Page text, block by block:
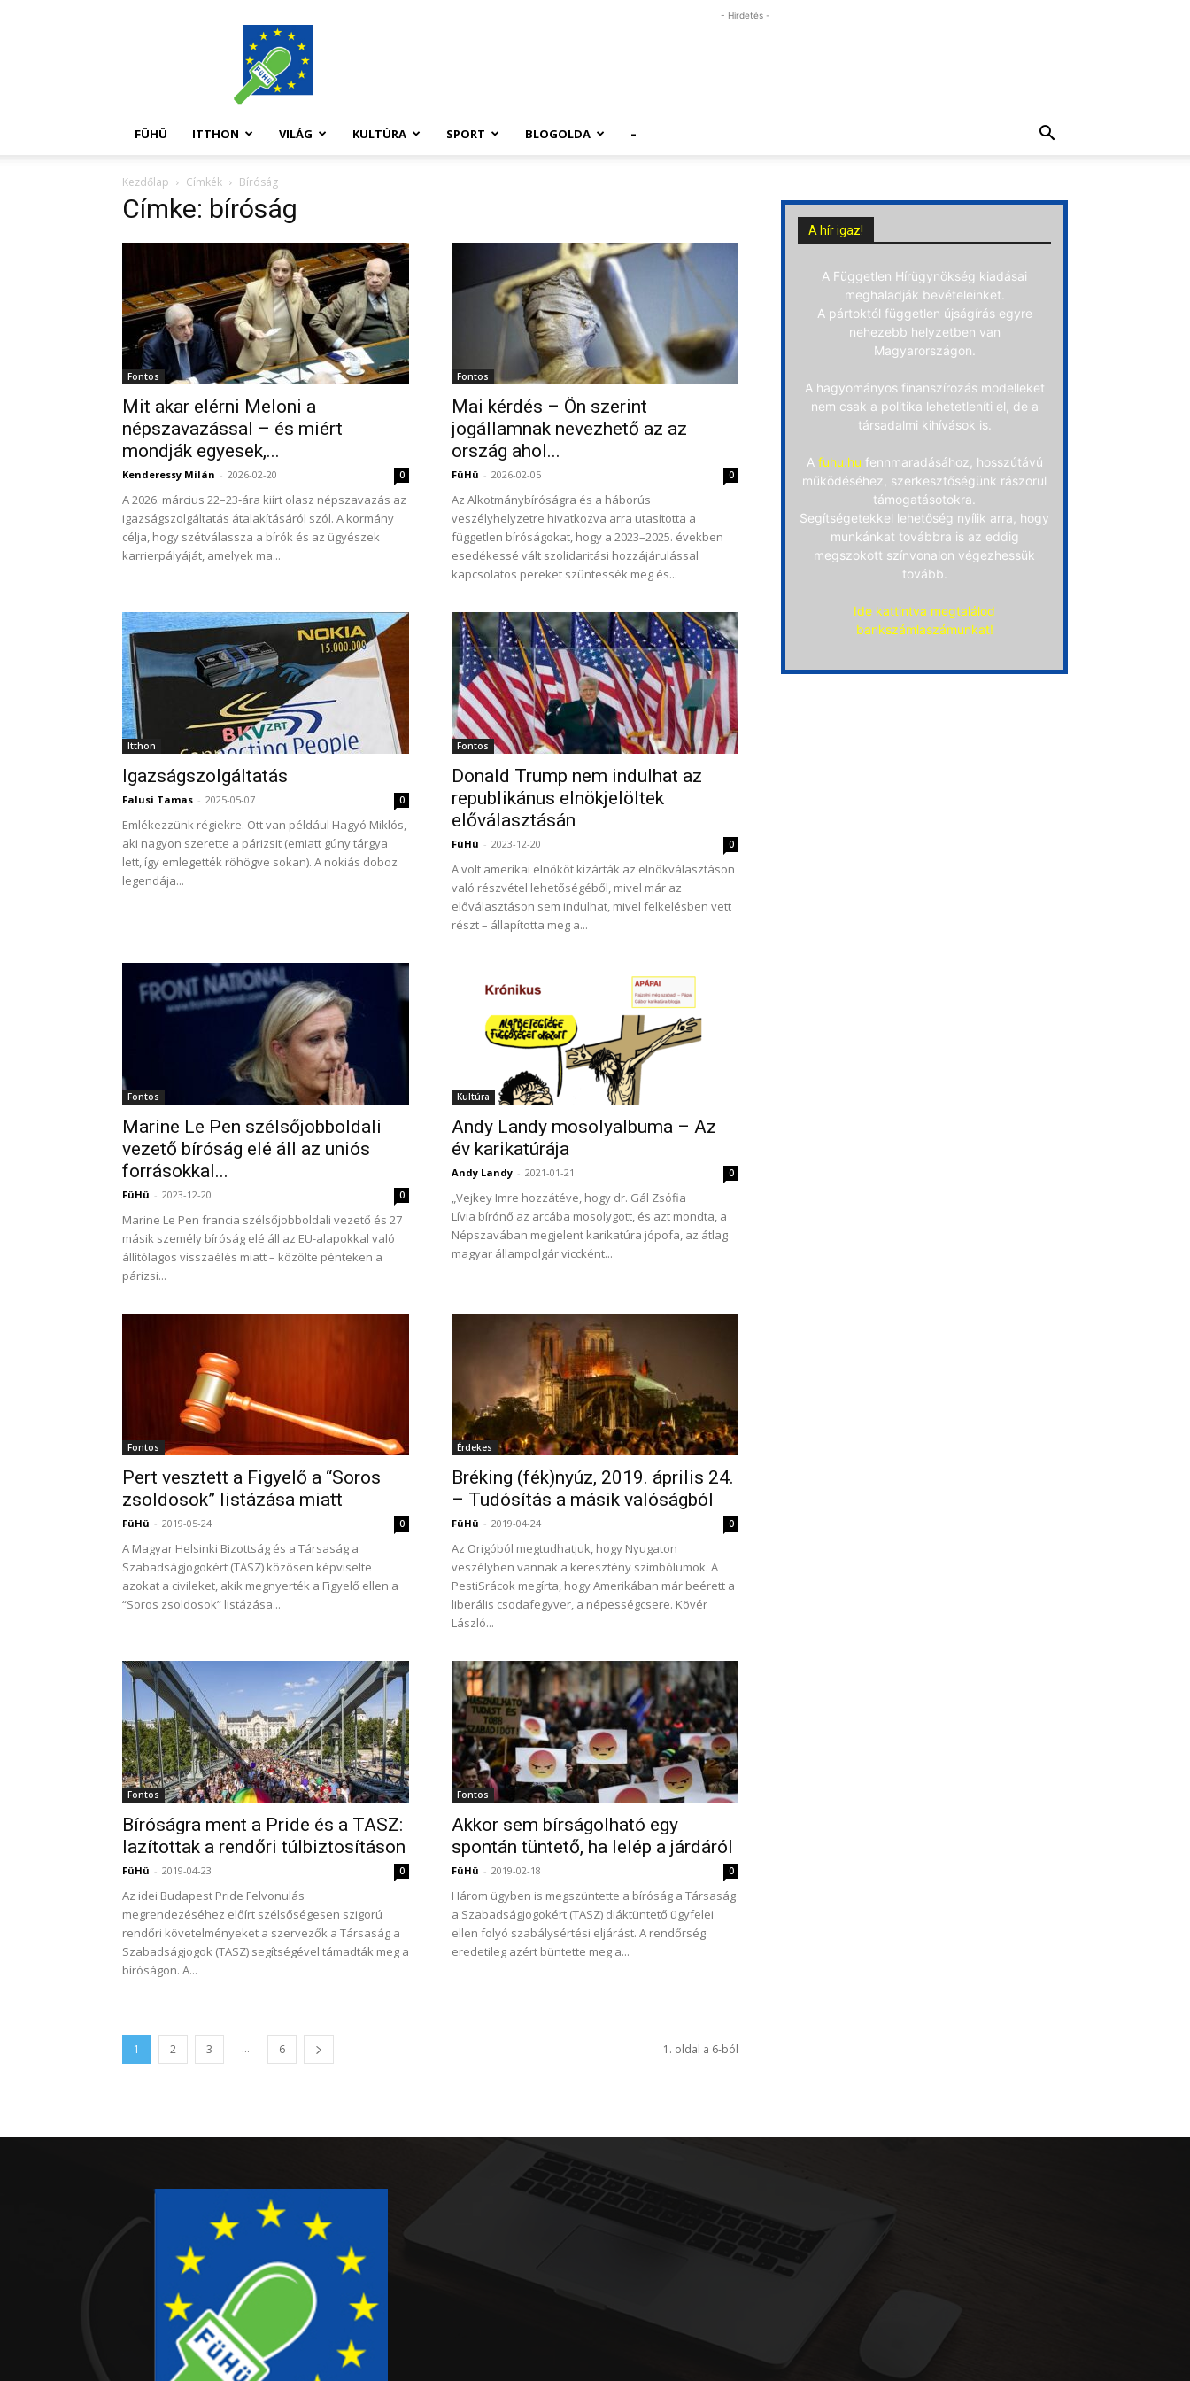
FüHü
- Hirdetés -
FÜHÜ ITTHON VILÁG KULTÚRA SPORT BLOGOLDA –
Kezdőlap Címkék Bíróság
Címke: bíróság
Fontos
Mit akar elérni Meloni a
népszavazással – és miért
mondják egyesek,...
Kenderessy Milán - 2026-02-20 0
A 2026. március 22–23‑ára kiírt olasz népszavazás az
igazságszolgáltatás átalakításáról szól. A kormány
célja, hogy szétválassza a bírók és az ügyészek
karrierpályáját, amelyek ma...
Fontos
Mai kérdés – Ön szerint
jogállamnak nevezhető az az
ország ahol...
FüHü - 2026-02-05 0
Az Alkotmánybíróságra és a háborús
veszélyhelyzetre hivatkozva arra utasította a
független bíróságokat, hogy a 2023–2025. években
esedékessé vált szolidaritási hozzájárulással
kapcsolatos pereket szüntessék meg és...
Itthon
Igazságszolgáltatás
Falusi Tamas - 2025-05-07 0
Emlékezzünk régiekre. Ott van például Hagyó Miklós,
aki nagyon szerette a párizsit (emiatt gúny tárgya
lett, így emlegették röhögve sokan). A nokiás doboz
legendája...
Fontos
Donald Trump nem indulhat az
republikánus elnökjelöltek
előválasztásán
FüHü - 2023-12-20 0
A volt amerikai elnököt kizárták az elnökválasztáson
való részvétel lehetőségéből, mivel már az
előválasztáson sem indulhat, mivel felkelésben vett
részt – állapította meg a...
Fontos
Marine Le Pen szélsőjobboldali
vezető bíróság elé áll az uniós
forrásokkal...
FüHü - 2023-12-20 0
Marine Le Pen francia szélsőjobboldali vezető és 27
másik személy bíróság elé áll az EU-alapokkal való
állítólagos visszaélés miatt – közölte pénteken a
párizsi...
Kultúra
Andy Landy mosolyalbuma – Az
év karikatúrája
Andy Landy - 2021-01-21 0
„Vejkey Imre hozzátéve, hogy dr. Gál Zsófia
Lívia bírónő az arcába mosolygott, és azt mondta, a
Népszavában megjelent karikatúra jópofa, az átlag
magyar állampolgár viccként...
Fontos
Pert vesztett a Figyelő a “Soros
zsoldosok” listázása miatt
FüHü - 2019-05-24 0
A Magyar Helsinki Bizottság és a Társaság a
Szabadságjogokért (TASZ) közösen képviselte
azokat a civileket, akik megnyerték a Figyelő ellen a
“Soros zsoldosok” listázása...
Érdekes
Bréking (fék)nyúz, 2019. április 24.
– Tudósítás a másik valóságból
FüHü - 2019-04-24 0
Az Origóból megtudhatjuk, hogy Nyugaton
veszélyben vannak a keresztény szimbólumok. A
PestiSrácok megírta, hogy Amerikában már beérett a
liberális csodafegyver, a népességcsere. Kövér
László...
Fontos
Bíróságra ment a Pride és a TASZ:
lazítottak a rendőri túlbiztosításon
FüHü - 2019-04-23 0
Az idei Budapest Pride Felvonulás
megrendezéséhez előírt szélsőségesen szigorú
rendőri követelményeket a szervezők a Társaság a
Szabadságjogok (TASZ) segítségével támadták meg a
bíróságon. A...
Fontos
Akkor sem bírságolható egy
spontán tüntető, ha lelép a járdáról
FüHü - 2019-02-18 0
Három ügyben is megszüntette a bíróság a Társaság
a Szabadságjogokért (TASZ) diáktüntető ügyfelei
ellen folyó szabálysértési eljárást. A rendőrség
eredetileg azért büntette meg a...
1 2 3 ... 6 1. oldal a 6-ból
A hír igaz!
A Független Hírügynökség kiadásai
meghaladják bevételeinket.
A pártoktól független újságírás egyre
nehezebb helyzetben van
Magyarországon.
A hagyományos finanszírozás modelleket
nem csak a politika lehetetleníti el, de a
társadalmi kihívások is.
A fuhu.hu fennmaradásához, hosszútávú
működéséhez, szerkesztőségünk rászorul
támogatásotokra.
Segítségetekkel lehetőség nyílik arra, hogy
munkánkat továbbra is az eddig
megszokott színvonalon végezhessük
tovább.
Ide kattintva megtalálod
bankszámlaszámunkat!